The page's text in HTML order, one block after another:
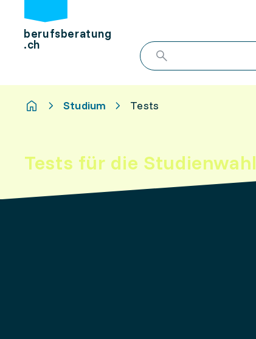
berufsberatung
.ch
Studium Tests
Tests für die Studienwahl